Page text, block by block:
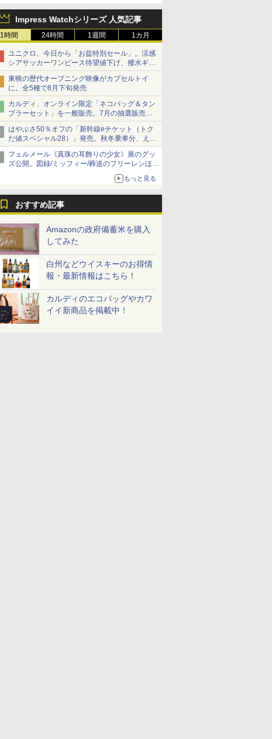
Impress Watchシリーズ 人気記事
1時間 24時間 1週間 1カ月
ユニクロ、今日から「お盆特別セール」。涼感
シアサッカーワンピース待望値下げ、撥水ギア
ショーツは1990円に
東映の歴代オープニング映像がカプセルトイ
に。全5種で8月下旬発売
カルディ、オンライン限定「ネコバッグ＆タン
ブラーセット」を一般販売。7月の抽選販売の
当選無効分
はやぶさ50％オフの「新幹線eチケット（トク
だ値スペシャル28）」発売。秋冬乗車分、えき
ねっと限定
フェルメール《真珠の耳飾りの少女》展のグッ
ズ公開。図録/ミッフィー/葬送のフリーレンほ
もっと見る
おすすめ記事
Amazonの政府備蓄米を購入
してみた
白州などウイスキーのお得情
報・最新情報はこちら！
カルディのエコバッグやカワ
イイ新商品を掲載中！